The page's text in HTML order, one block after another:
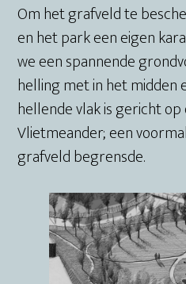
Om het grafveld te
en het park een eigen
we een spannende
helling met in het midden
hellende vlak is gericht op
Vlietmeander; een
grafveld begrensde.